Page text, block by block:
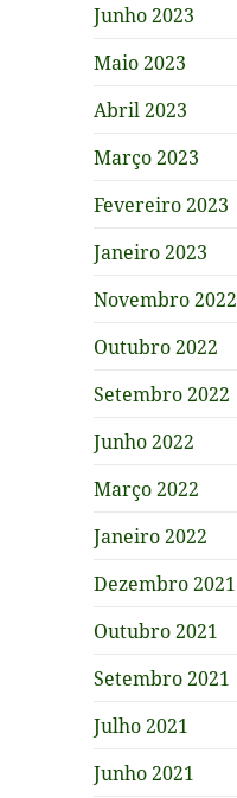
Junho 2023
Maio 2023
Abril 2023
Março 2023
Fevereiro 2023
Janeiro 2023
Novembro 2022
Outubro 2022
Setembro 2022
Junho 2022
Março 2022
Janeiro 2022
Dezembro 2021
Outubro 2021
Setembro 2021
Julho 2021
Junho 2021